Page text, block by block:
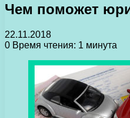
Чем поможет
22.11.2018
0 Время чтения: 1 минута